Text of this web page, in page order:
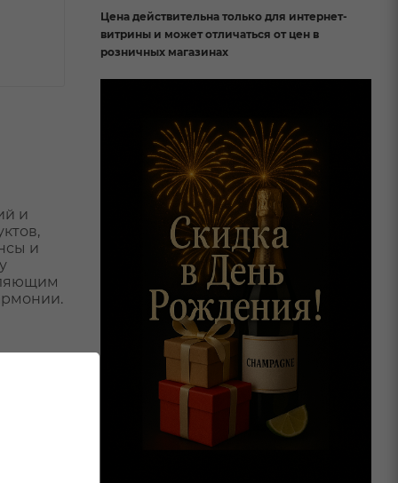
и
и
Цена действительна только для интернет-
витрины и может отличаться от цен в
розничных магазинах